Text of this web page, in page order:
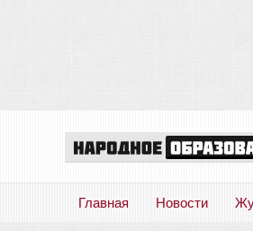
Главная Новости